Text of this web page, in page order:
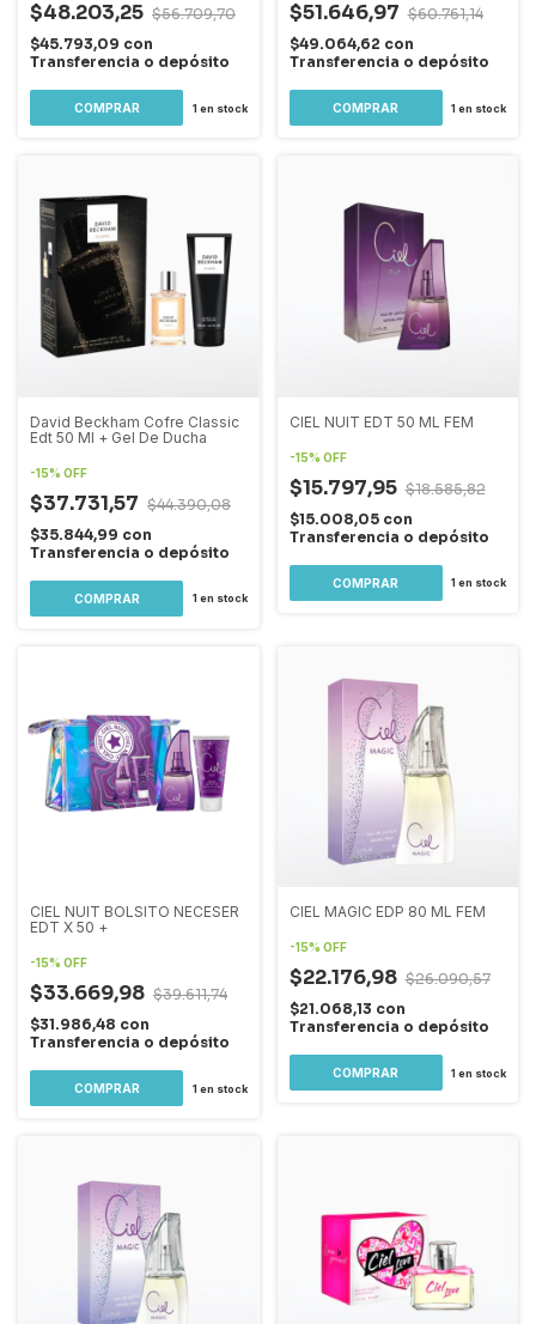
$48.203,25 $56.709,70
$45.793,09 con
Transferencia o depósito
1 en stock
$51.646,97 $60.761,14
$49.064,62 con
Transferencia o depósito
1 en stock
David Beckham Cofre Classic
Edt 50 Ml + Gel De Ducha
-15% OFF
$37.731,57 $44.390,08
$35.844,99 con
Transferencia o depósito
1 en stock
CIEL NUIT EDT 50 ML FEM
-15% OFF
$15.797,95 $18.585,82
$15.008,05 con
Transferencia o depósito
1 en stock
CIEL NUIT BOLSITO NECESER
EDT X 50 +
-15% OFF
$33.669,98 $39.611,74
$31.986,48 con
Transferencia o depósito
1 en stock
CIEL MAGIC EDP 80 ML FEM
-15% OFF
$22.176,98 $26.090,57
$21.068,13 con
Transferencia o depósito
1 en stock